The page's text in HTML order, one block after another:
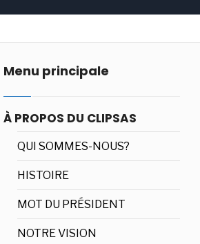
Menu principale
À PROPOS DU CLIPSAS
QUI SOMMES-NOUS?
HISTOIRE
MOT DU PRÉSIDENT
NOTRE VISION